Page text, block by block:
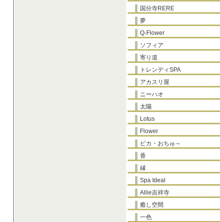
国分寺RERE
夢
Q-Flower
ソフィア
寄り道
トレンディSPA
アカスリ屋
ニーハオ
太陽
Lotus
Flower
ピカ・おちゅ～
香
縁
Spa Ideal
Allie吉祥寺
癒し空間
一色